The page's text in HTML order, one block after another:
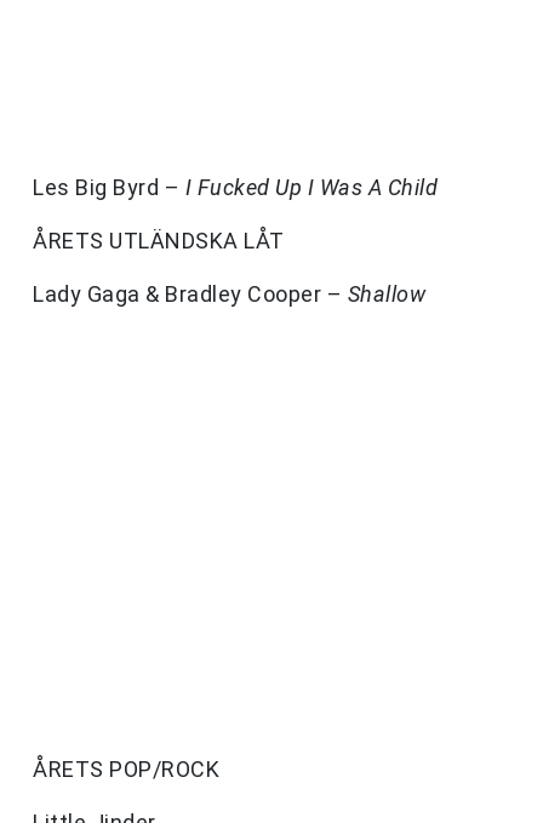
Les Big Byrd – I Fucked Up I Was A Child
ÅRETS UTLÄNDSKA LÅT
Lady Gaga & Bradley Cooper – Shallow
ÅRETS POP/ROCK